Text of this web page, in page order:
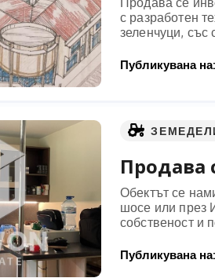
с разработен
зеленчуци, със
Публикувана на:
Продава
Обектът се
шосе или през
собственост и
Публикувана на: